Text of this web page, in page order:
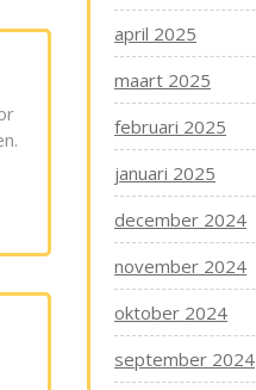
april 2025
maart 2025
februari 2025
januari 2025
december 2024
november 2024
oktober 2024
september 2024